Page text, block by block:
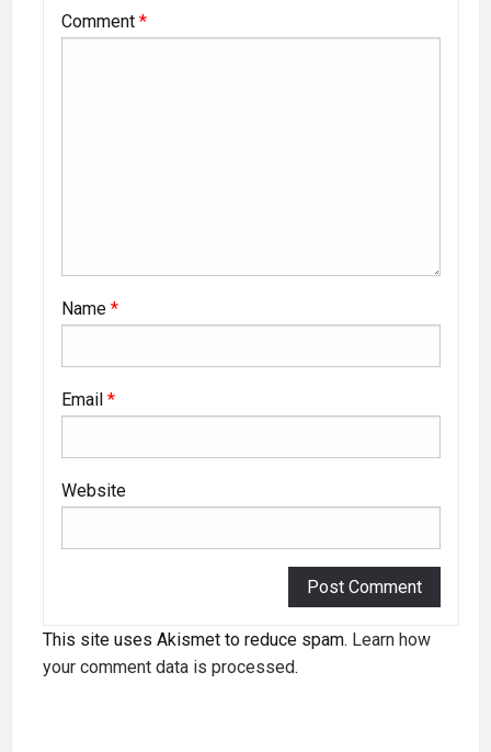
Comment *
Name *
Email *
Website
This site uses Akismet to reduce spam. Learn how
your comment data is processed.